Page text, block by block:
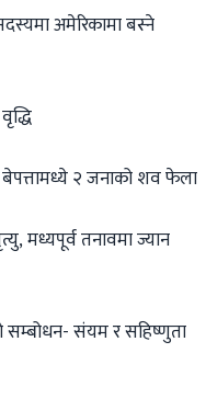
अमेरिकामा बस्ने
बेपत्तामध्ये २ जनाको शव फेला
मध्यपूर्व तनावमा ज्यान
सम्बोधन- संयम र सहिष्णुता